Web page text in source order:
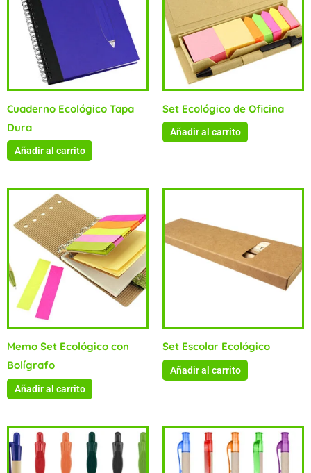
Cuaderno Ecológico Tapa
Dura
Añadir al carrito
Set Ecológico de Oficina
Añadir al carrito
Memo Set Ecológico con
Bolígrafo
Añadir al carrito
Set Escolar Ecológico
Añadir al carrito